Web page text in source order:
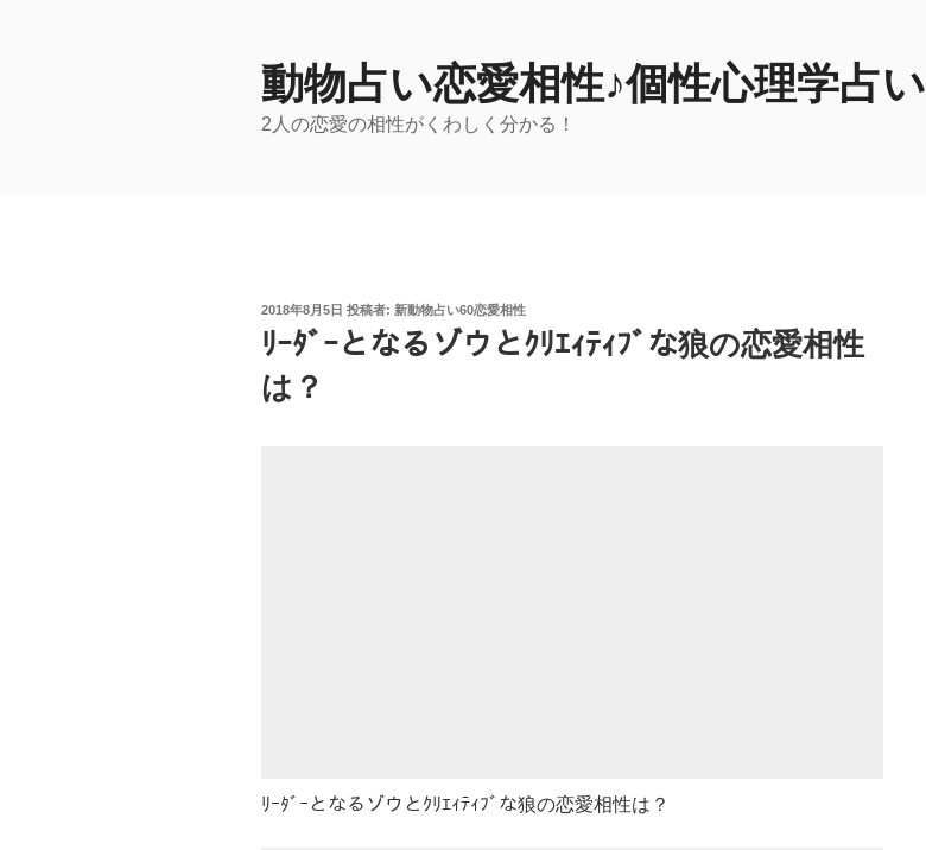
動物占い恋愛相性♪個性心理学占い
2人の恋愛の相性がくわしく分かる！
投
稿
日:
2018年8月5日 投稿者: 新動物占い60恋愛相性
ﾘｰﾀﾞｰとなるゾウとｸﾘｴｨﾃｨﾌﾞな狼の恋愛相性
は？
ﾘｰﾀﾞｰとなるゾウとｸﾘｴｨﾃｨﾌﾞな狼の恋愛相性は？